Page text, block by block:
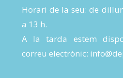
Horari de la seu: de
a 13 h.
A la tarda estem
correu electrònic: